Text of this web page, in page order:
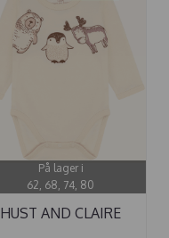
På lager i
62, 68, 74, 80
HUST AND CLAIRE